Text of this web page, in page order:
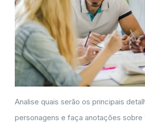
Analise quais serão os principais
personagens e faça anotações sobre